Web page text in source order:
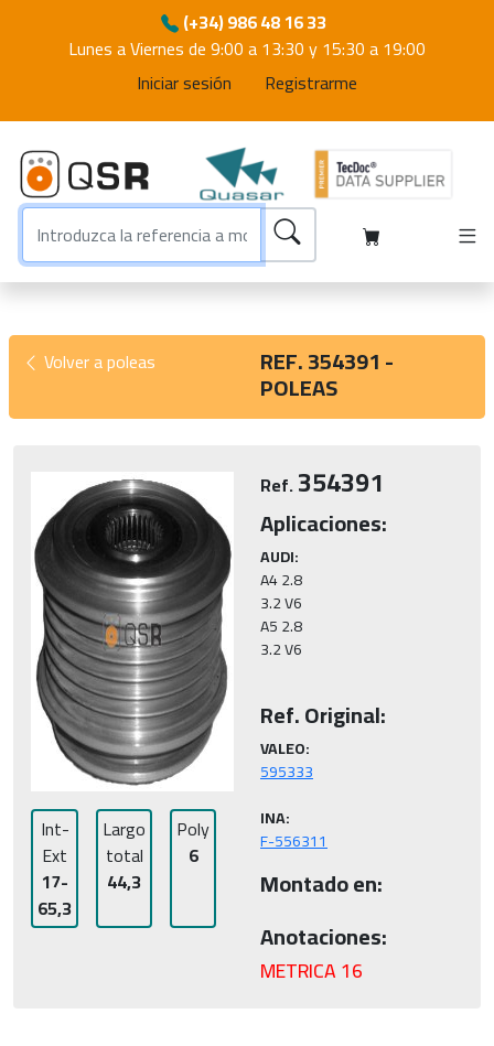
(+34) 986 48 16 33
Lunes a Viernes de 9:00 a 13:30 y 15:30 a 19:00
Iniciar sesión
Registrarme
Volver a poleas REF. 354391 -
POLEAS
Int-
Ext
17-
65,3
Largo
total
44,3
Poly
6
Ref.354391
Aplicaciones:
AUDI:
A4 2.8
3.2 V6
A5 2.8
3.2 V6
Ref. Original:
VALEO:
INA:
F-556311
Montado en:
Anotaciones:
METRICA 16